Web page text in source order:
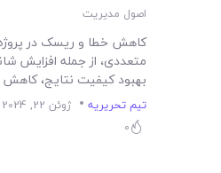
اصول مدیریت
کاهش خطا و ریسک در
متعددی، از جمله افزایش
بهبود کیفیت نتایج،
تیم تحریریه ژوئن 22, 2024
0